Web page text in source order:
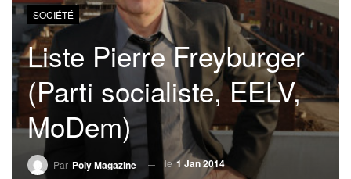
SOCIÉTÉ
Liste Pierre Freyburger
(Parti socialiste, EELV,
MoDem)
Par Poly Magazine le1 Jan 2014